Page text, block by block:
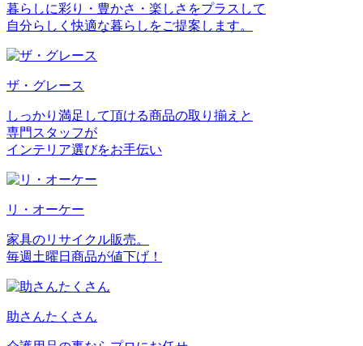
暮らしに彩り・豊かさ・楽しさをプラスして
自分らしく快適な暮らしをご提案します。
ザ・グレース
しっかり満足して頂ける商品の取り揃えと
専門スタッフが
インテリア選びをお手伝い
リ・オーケー
家具のリサイクル販売。
毎週土曜日商品が値下げ！
助さんたくさん